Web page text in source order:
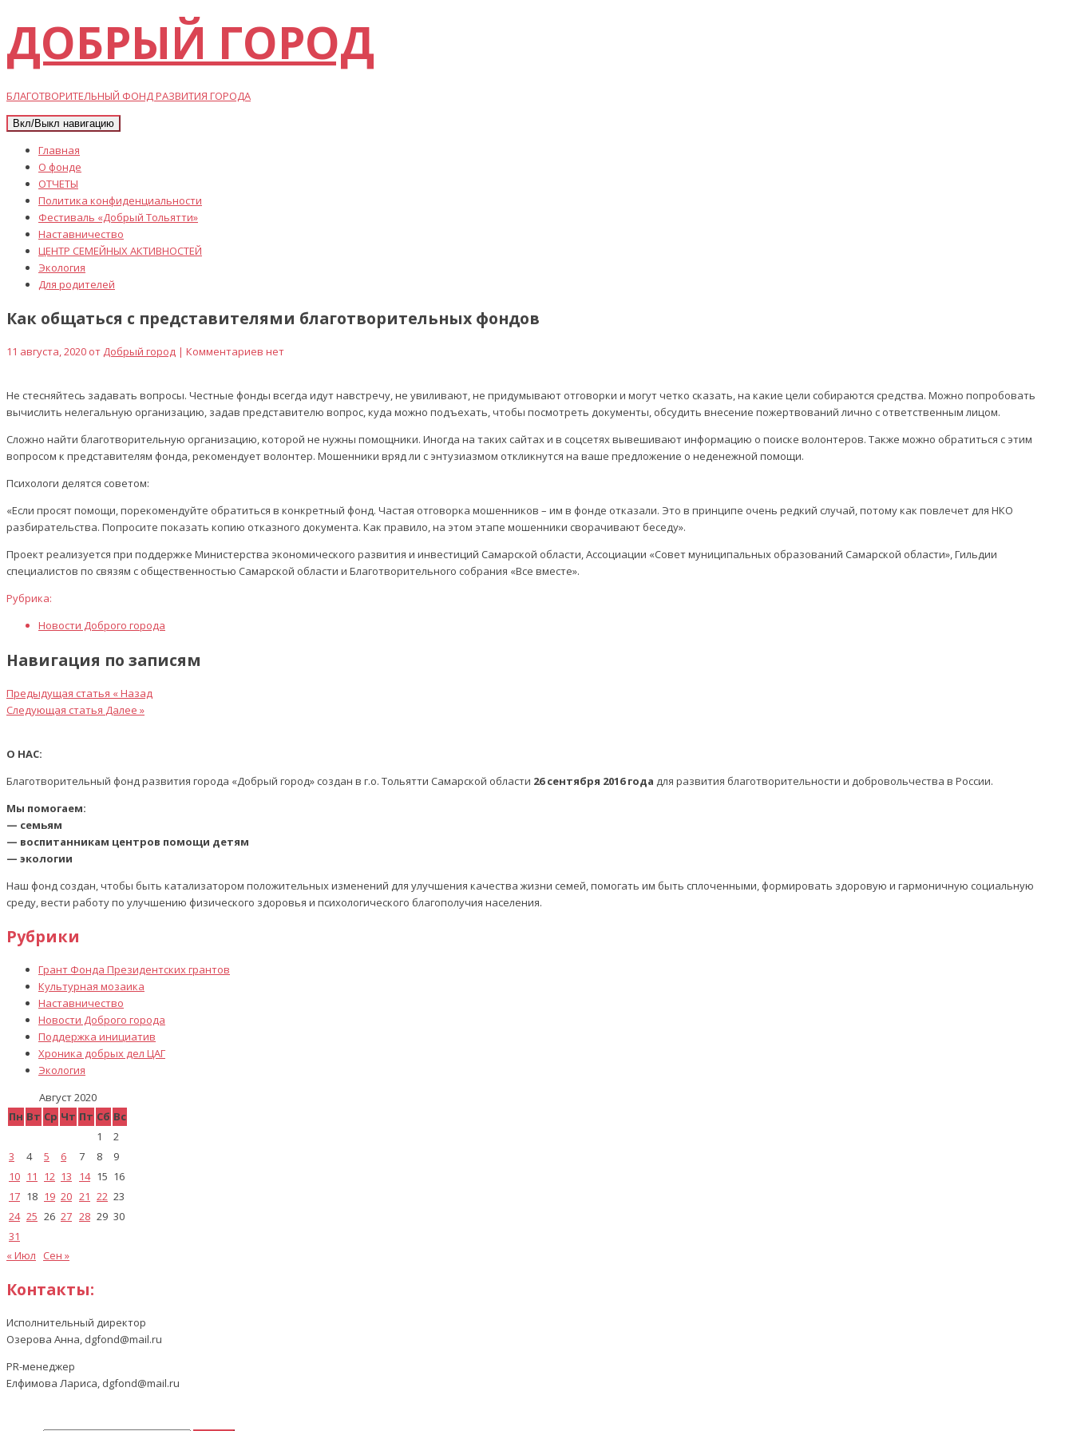
ДОБРЫЙ ГОРОД
БЛАГОТВОРИТЕЛЬНЫЙ ФОНД РАЗВИТИЯ ГОРОДА
Вкл/Выкл навигацию
Главная
О фонде
ОТЧЕТЫ
Политика конфиденциальности
Фестиваль «Добрый Тольятти»
Наставничество
ЦЕНТР СЕМЕЙНЫХ АКТИВНОСТЕЙ
Экология
Для родителей
Как общаться с представителями благотворительных фондов
11 августа, 2020 от Добрый город | Комментариев нет
Не стесняйтесь задавать вопросы. Честные фонды всегда идут навстречу, не увиливают, не придумывают отговорки и могут четко сказать, на какие цели собираются средства. Можно попробовать
вычислить нелегальную организацию, задав представителю вопрос, куда можно подъехать, чтобы посмотреть документы, обсудить внесение пожертвований лично с ответственным лицом.
Сложно найти благотворительную организацию, которой не нужны помощники. Иногда на таких сайтах и в соцсетях вывешивают информацию о поиске волонтеров. Также можно обратиться с этим
вопросом к представителям фонда, рекомендует волонтер. Мошенники вряд ли с энтузиазмом откликнутся на ваше предложение о неденежной помощи.
Психологи делятся советом:
«Если просят помощи, порекомендуйте обратиться в конкретный фонд. Частая отговорка мошенников – им в фонде отказали. Это в принципе очень редкий случай, потому как повлечет для НКО
разбирательства. Попросите показать копию отказного документа. Как правило, на этом этапе мошенники сворачивают беседу».
Проект реализуется при поддержке Министерства экономического развития и инвестиций Самарской области, Ассоциации «Совет муниципальных образований Самарской области», Гильдии
специалистов по связям с общественностью Самарской области и Благотворительного собрания «Все вместе».
Рубрика:
Новости Доброго города
Навигация по записям
Предыдущая статья « Назад
Следующая статья Далее »
О НАС:
Благотворительный фонд развития города «Добрый город» создан в г.о. Тольятти Самарской области 26 сентября 2016 года для развития благотворительности и добровольчества в России.
Мы помогаем:
— семьям
— воспитанникам центров помощи детям
— экологии
Наш фонд создан, чтобы быть катализатором положительных изменений для улучшения качества жизни семей, помогать им быть сплоченными, формировать здоровую и гармоничную социальную
среду, вести работу по улучшению физического здоровья и психологического благополучия населения.
Рубрики
Грант Фонда Президентских грантов
Культурная мозаика
Наставничество
Новости Доброго города
Поддержка инициатив
Хроника добрых дел ЦАГ
Экология
Август 2020
Пн Вт Ср Чт Пт Сб Вс
1
2
3
4 5 6 7 8
9
10 11 12 13 14 15 16
17 18 19 20 21 22 23
24 25 26 27 28 29 30
31
« Июл
Сен »
Контакты:
Исполнительный директор
Озерова Анна, dgfond@mail.ru
PR-менеджер
Елфимова Лариса, dgfond@mail.ru